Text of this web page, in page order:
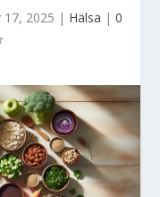
17, 2025 | Hälsa | 0